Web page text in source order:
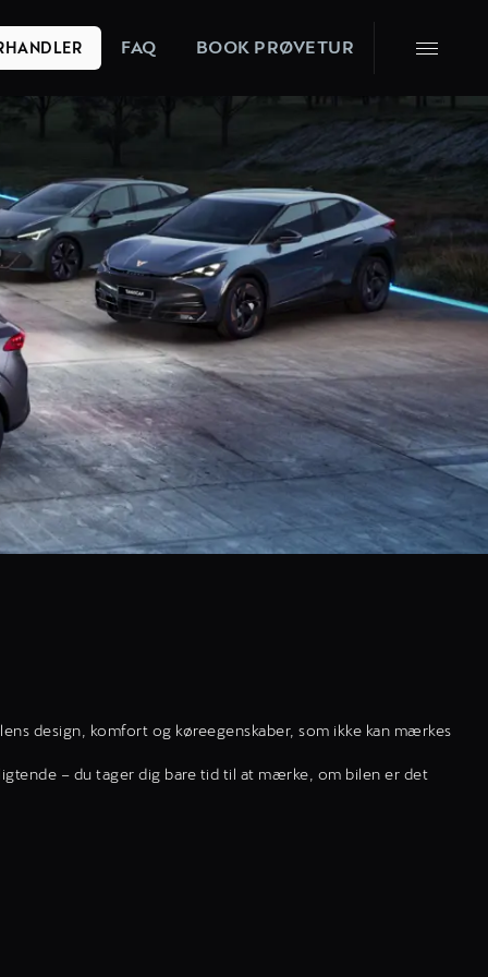
FAQ BOOK PRØVETUR
design, komfort og køreegenskaber, som ikke kan mærkes
– du tager dig bare tid til at mærke, om bilen er det